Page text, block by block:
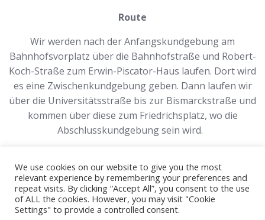
Route
Wir werden nach der Anfangskundgebung am
Bahnhofsvorplatz über die Bahnhofstraße und Robert-
Koch-Straße zum Erwin-Piscator-Haus laufen. Dort wird
es eine Zwischenkundgebung geben. Dann laufen wir
über die Universitätsstraße bis zur Bismarckstraße und
kommen über diese zum Friedrichsplatz, wo die
Abschlusskundgebung sein wird.
© 2026 CSD Marburg. Created for free using
We use cookies on our website to give you the most
relevant experience by remembering your preferences and
repeat visits. By clicking “Accept All”, you consent to the use
of ALL the cookies. However, you may visit "Cookie
Settings" to provide a controlled consent.